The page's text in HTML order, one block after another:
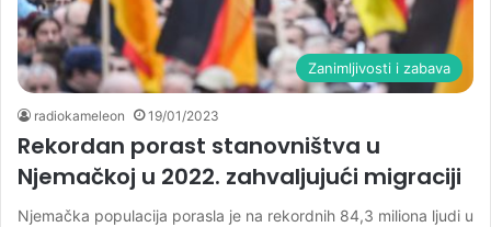
Zanimljivosti i zabava
radiokameleon 19/01/2023
Rekordan porast stanovništva u
Njemačkoj u 2022. zahvaljujući migraciji
Njemačka populacija porasla je na rekordnih 84,3 miliona ljudi u